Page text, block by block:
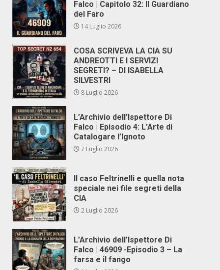
Falco | Capitolo 32: Il Guardiano
del Faro
14 Luglio 2026
COSA SCRIVEVA LA CIA SU
ANDREOTTI E I SERVIZI
SEGRETI? – DI ISABELLA
SILVESTRI
8 Luglio 2026
L’Archivio dell’Ispettore Di
Falco | Episodio 4: L’Arte di
Catalogare l’Ignoto
7 Luglio 2026
Il caso Feltrinelli e quella nota
speciale nei file segreti della
CIA
2 Luglio 2026
L’Archivio dell’Ispettore Di
Falco | 46909 -Episodio 3 – La
farsa e il fango